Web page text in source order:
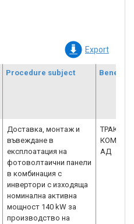
Export
Procedure subject
Доставка, монтаж и
въвеждане в
експлоатация на
фотоволтаични панели
в комбинация с
инвертори с изходяща
номинална активна
мощност 140 kW за
производство на
ТРАКИЯ
КОМЕРС -
АД